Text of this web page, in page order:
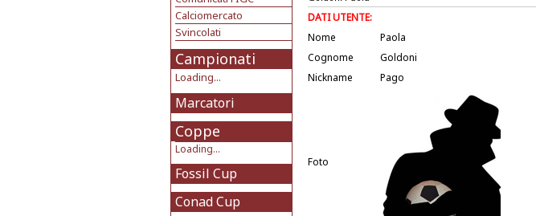
Calciomercato
Svincolati
Campionati
Loading...
Marcatori
Coppe
Loading...
Fossil Cup
Conad Cup
DATI UTENTE:
Nome
Paola
Cognome
Goldoni
Nickname
Pago
Foto